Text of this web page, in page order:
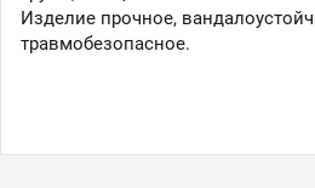
Изделие прочное,
травмобезопасное.